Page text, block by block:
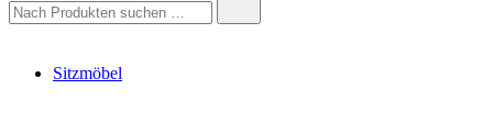
einer Website
nach:
Sitzmöbel